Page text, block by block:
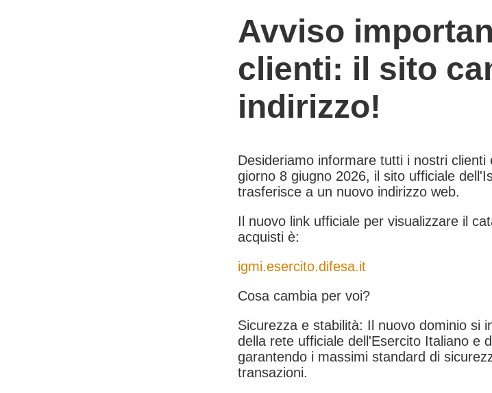
Avviso
clienti: il sito
indirizzo!
Desideriamo informare tutti i nostri clienti
giorno 8 giugno 2026, il sito ufficiale
trasferisce a un nuovo indirizzo web.
Il nuovo link ufficiale per visualizzare il
acquisti è:
igmi.esercito.difesa.it
Cosa cambia per voi?
Sicurezza e stabilità: Il nuovo dominio si
della rete ufficiale dell'Esercito Italiano e
garantendo i massimi standard di
transazioni.